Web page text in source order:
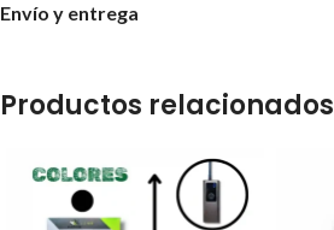
Envío y entrega
Productos relacionados